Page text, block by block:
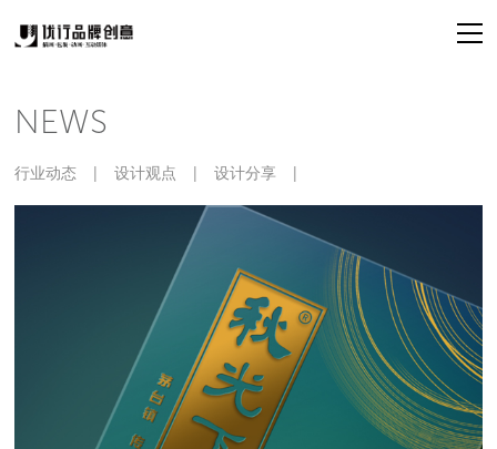
NEWS
行业动态 | 设计观点 | 设计分享 |